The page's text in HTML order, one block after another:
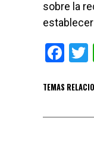
sobre la
TEMAS